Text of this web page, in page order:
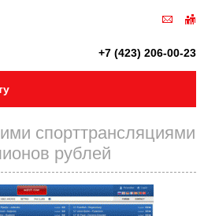
+7 (423) 206-00-23
спорттрансляциями
рублей